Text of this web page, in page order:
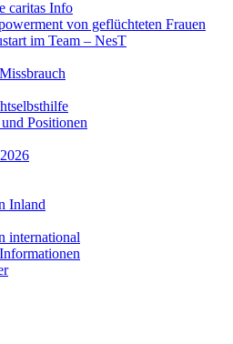
caritas Info
von geflüchteten Frauen
im Team – NesT
Positionen
Inland
international